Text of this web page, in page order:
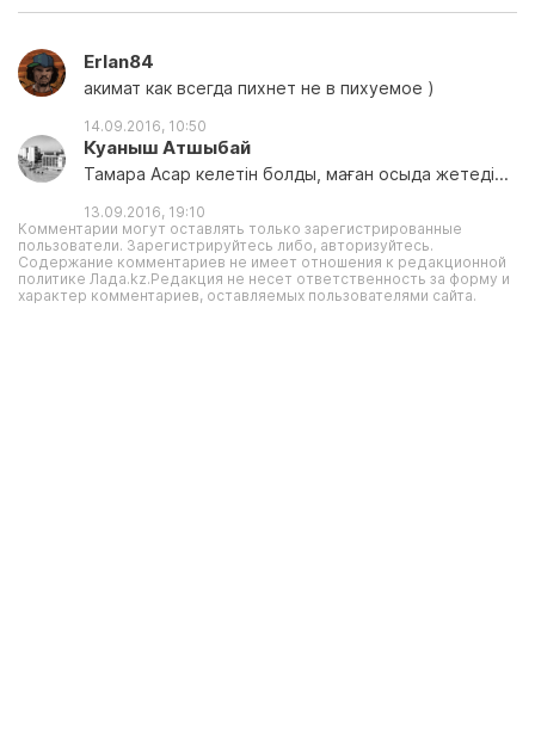
Erlan84
акимат как всегда пихнет не в пихуемое )
14.09.2016, 10:50
Куаныш Атшыбай
Тамара Асар келетін болды, маған осыда жетеді...
13.09.2016, 19:10
Комментарии могут оставлять только зарегистрированные
пользователи. Зарегистрируйтесь либо, авторизуйтесь.
Содержание комментариев не имеет отношения к редакционной
политике Лада.kz.Редакция не несет ответственность за форму и
характер комментариев, оставляемых пользователями сайта.